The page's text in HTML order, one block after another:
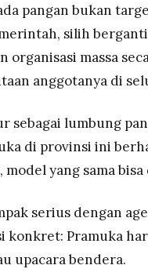
pangan bukan
silih
organisasi massa
anggotanya di
sebagai lumbung
di provinsi ini
model yang sama
serius dengan
konkret: Pramuka
upacara bendera.